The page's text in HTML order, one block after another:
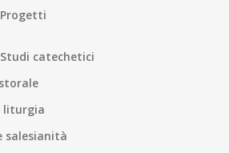
catechetici
liturgia
salesianità